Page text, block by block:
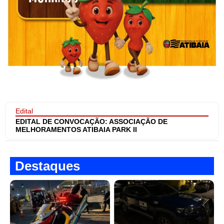
Edital
EDITAL DE CONVOCAÇÃO: ASSOCIAÇÃO DE
MELHORAMENTOS ATIBAIA PARK II
Destaques